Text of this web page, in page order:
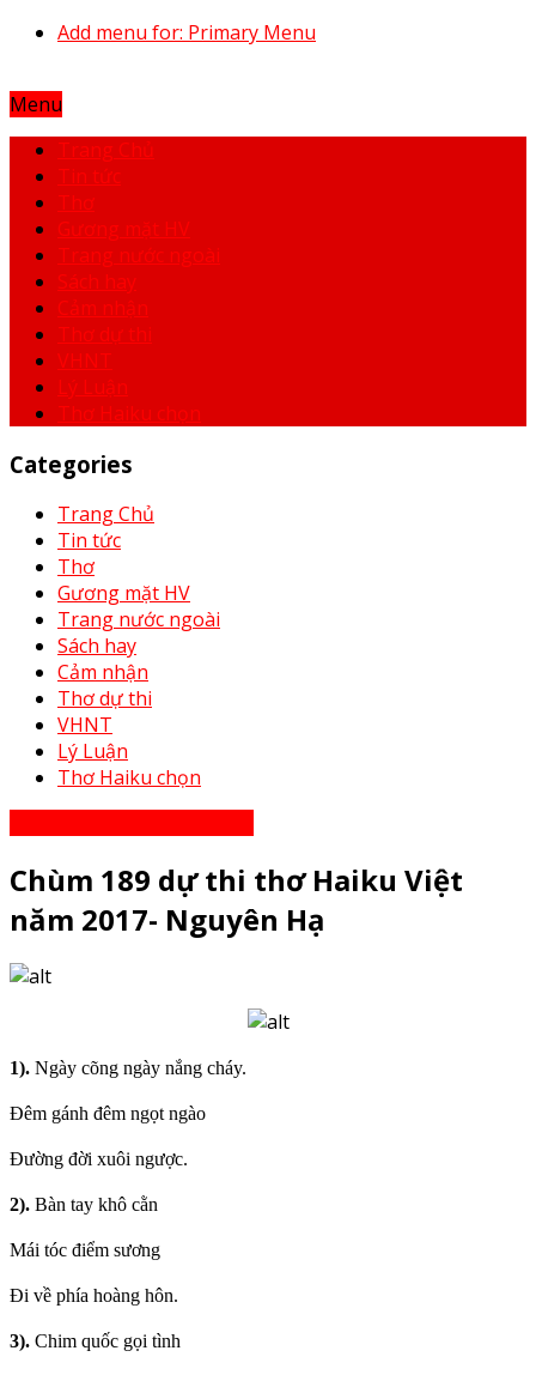
Add menu for: Primary Menu
Menu
Trang Chủ
Tin tức
Thơ
Gương mặt HV
Trang nước ngoài
Sách hay
Cảm nhận
Thơ dự thi
VHNT
Lý Luận
Thơ Haiku chọn
Categories
Trang Chủ
Tin tức
Thơ
Gương mặt HV
Trang nước ngoài
Sách hay
Cảm nhận
Thơ dự thi
VHNT
Lý Luận
Thơ Haiku chọn
Chùm 189 dự thi thơ Haiku Việt
năm 2017- Nguyên Hạ
1). Ngày cõng ngày nắng cháy.
Đêm gánh đêm ngọt ngào
Đường đời xuôi ngược.
2). Bàn tay khô cằn
Mái tóc điểm sương
Đi về phía hoàng hôn.
3). Chim quốc gọi tình